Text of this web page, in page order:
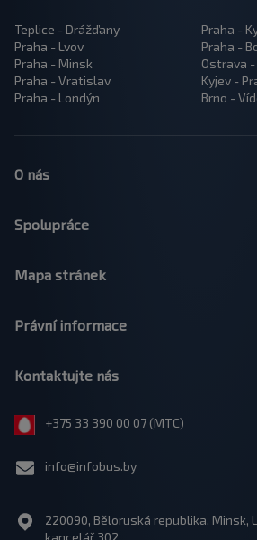
Teplice - Drážďany
Praha - Lvov
Praha - Minsk
Praha - Vratislav
Praha - Londýn
Praha -
Praha -
Ostrava
Kyjev -
Brno -
O nás
Spolupráce
Mapa stránek
Právní informace
Kontaktujte nás
+375 33 390 00 07 (МТС)
info@infobus.by
220090, Běloruská republika, Minsk,